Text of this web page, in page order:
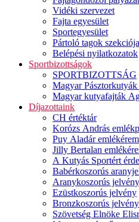
Vidéki szervezet
Fajta egyesület
Sportegyesület
Pártoló tagok szekciója
Belépési nyilatkozatok
Sportbizottságok
SPORTBIZOTTSÁG
Magyar
Magyar kutyafajták
Díjazottaink
CH értéktár
Korózs András
Puy Aladár emlékérem
Jilly Bertalan
A Kutyás Sportért
Babérkoszorús
Aranykoszorús jelvény
Ezüstkoszorús jelvény
Bronzkoszorús jelvény
Szövetség Elnöke